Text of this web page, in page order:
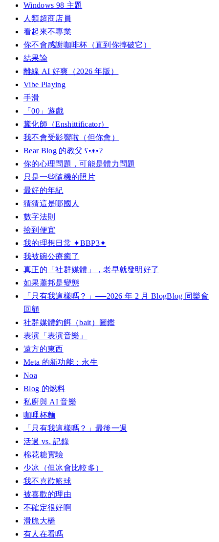
Windows 98 主題
人類超商店員
看起來不專業
你不會感謝咖啡杯（直到你摔破它）
結果論
離線 AI 好爽（2026 年版）
Vibe Playing
手滑
「00」遊戲
糞化師（Enshittificator）
我不會受影響啦（但你會）
Bear Blog 的教父 ʕ•ᴥ•ʔ
你的心理問題，可能是體力問題
只是一些隨機的照片
最好的年紀
猜猜這是哪國人
數字法則
撿到便宜
我的理想日常 ✦BBP3✦
我被碗公療癒了
真正的「社群媒體」，老早就發明好了
如果蕭邦是變態
「只有我這樣嗎？」──2026 年 2 月 BlogBlog 同樂會
回顧
社群媒體釣餌（bait）圖鑑
表演「表演音樂」
遠方的東西
Meta 的新功能：永生
Noa
Blog 的燃料
私廚與 AI 音樂
咖哩杯麵
「只有我這樣嗎？」最後一週
活過 vs. 記錄
棉花糖實驗
少冰（但冰會比較多）
我不喜歡籃球
被喜歡的理由
不確定很好啊
滑脆大橋
有人在看嗎